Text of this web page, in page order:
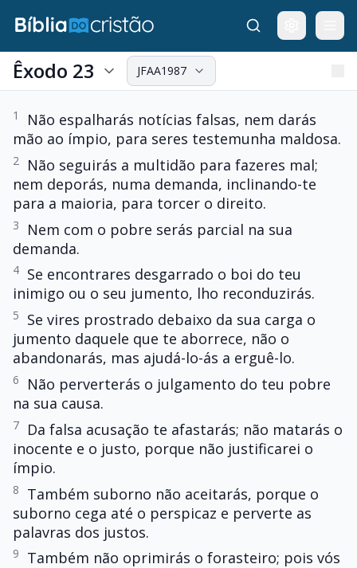
Êxodo 23 JFAA1987
1
Não espalharás notícias falsas, nem darás
mão ao ímpio, para seres testemunha maldosa.
2
Não seguirás a multidão para fazeres mal;
nem deporás, numa demanda, inclinando-te
para a maioria, para torcer o direito.
3
Nem com o pobre serás parcial na sua
demanda.
4 Se encontrares desgarrado o boi do teu
inimigo ou o seu jumento, lho reconduzirás.
5
Se vires prostrado debaixo da sua carga o
jumento daquele que te aborrece, não o
abandonarás, mas ajudá-lo-ás a erguê-lo.
6
Não perverterás o julgamento do teu pobre
na sua causa.
7
Da falsa acusação te afastarás; não matarás o
inocente e o justo, porque não justificarei o
ímpio.
8
Também suborno não aceitarás, porque o
suborno cega até o perspicaz e perverte as
palavras dos justos.
9
Também não oprimirás o forasteiro; pois vós